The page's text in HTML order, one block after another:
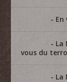
La
vous du
La